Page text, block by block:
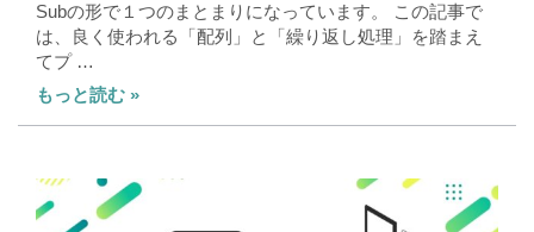
Subの形で１つのまとまりになっています。 この記事で
は、良く使われる「配列」と「繰り返し処理」を踏まえ
てプ …
もっと読む »